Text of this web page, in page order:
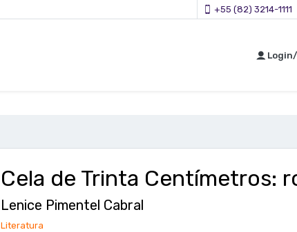
+55 (82) 3214-1111
Cela de Trinta Centímetros:
Lenice Pimentel Cabral
Literatura